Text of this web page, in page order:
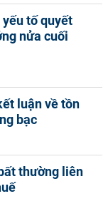
yếu tố quyết
nửa cuối
luận về tồn
bạc
thường liên